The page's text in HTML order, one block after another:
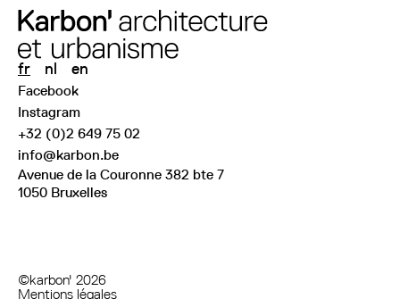
fr nl en
Facebook
Instagram
+32 (0)2 649 75 02
info@karbon.be
Avenue de la Couronne 382 bte 7
1050 Bruxelles
©karbon' 2026
Mentions légales